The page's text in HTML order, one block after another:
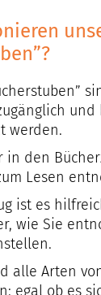
werden.
in den
Lesen
ist es
wie Sie
alle Arten
egal ob es